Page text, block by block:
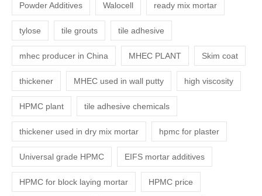
Powder Additives Walocell ready mix mortar
tylose tile grouts tile adhesive
mhec producer in China MHEC PLANT Skim coat
thickener MHEC used in wall putty high viscosity
HPMC plant tile adhesive chemicals
thickener used in dry mix mortar hpmc for plaster
Universal grade HPMC EIFS mortar additives
HPMC for block laying mortar HPMC price